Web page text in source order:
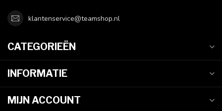
klantenservice@teamshop.nl
CATEGORIEËN
INFORMATIE
MIJN ACCOUNT